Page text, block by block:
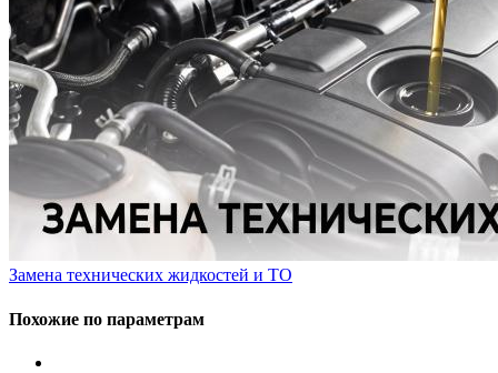
Замена технических жидкостей и ТО
Похожие по параметрам